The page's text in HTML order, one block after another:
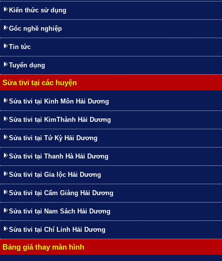
Kiến thức sử dụng
Góc nghề nghiệp
Tin tức
Tuyển dụng
Sửa tivi tại các huyện
Sửa tivi tại Kinh Môn Hải Dương
Sửa tivi tại KimThành Hải Dương
Sửa tivi tại Tứ Kỳ Hải Dương
Sửa tivi tại Thanh Hà Hải Dương
Sửa tivi tại Gia lộc Hải Dương
Sửa tivi tại Cẩm Giàng Hải Dương
Sửa tivi tại Nam Sách Hải Dương
Sửa tivi tại Chí Linh Hải Dương
Bảng giá thay màn hình